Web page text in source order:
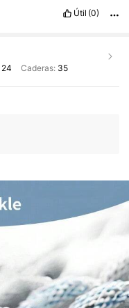
Útil (0)
24 Caderas: 35